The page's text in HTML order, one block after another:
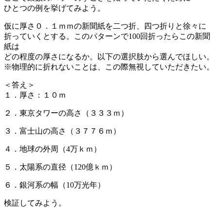
ひとつの例を挙げてみよう。
仮に厚さ０．１ｍｍの新聞紙を二つ折、四つ折りと徐々に
折っていくとする。このパターンで100回折ったらこの新聞
紙は
どの程度の厚さになるか。以下の選択肢から選んでほしい。
※物理的に折れないことは、この際無視していただきたい。
＜答え＞
１．厚さ：１０ｍ
２．東京タワーの高さ（３３３ｍ）
３．富士山の高さ（３７７６ｍ）
４．地球の外周（4万ｋｍ）
５．太陽系の直径（120億ｋｍ）
６．銀河系の幅（10万光年）
検証してみよう。